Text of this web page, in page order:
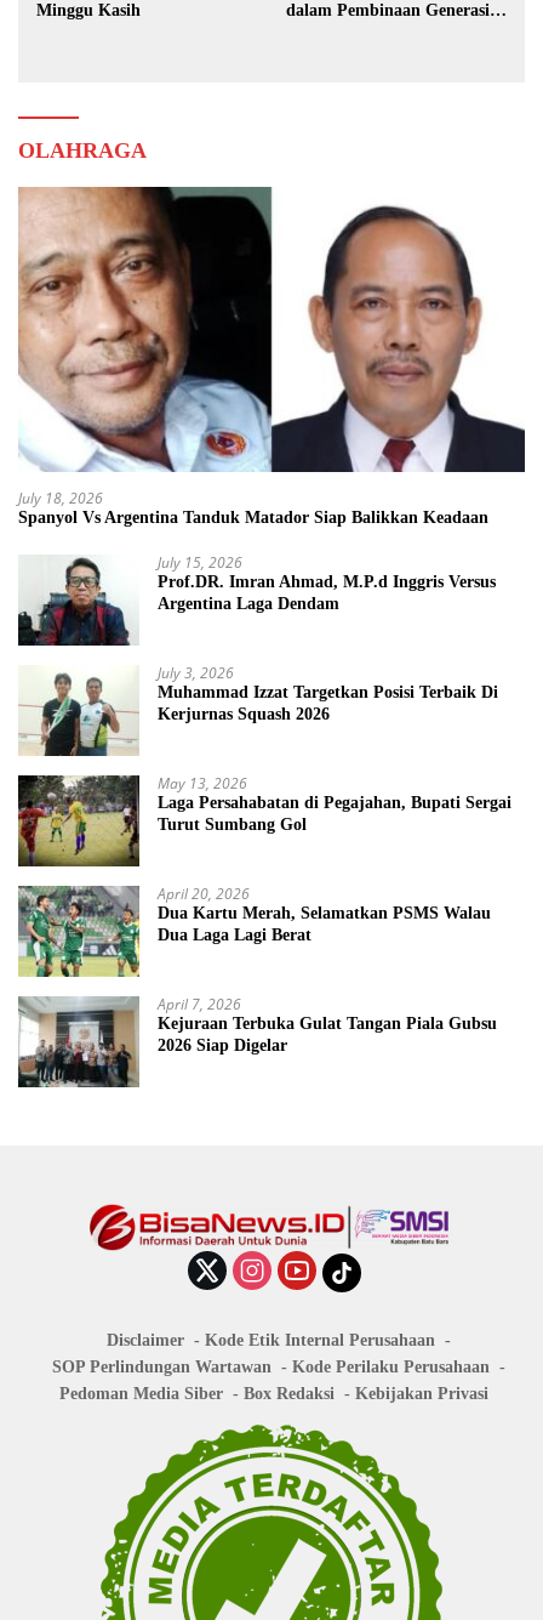
Minggu Kasih
dalam Pembinaan Generasi
OLAHRAGA
July 18, 2026
Spanyol Vs Argentina Tanduk Matador Siap Balikkan Keadaan
July 15, 2026
Prof.DR. Imran Ahmad, M.P.d Inggris Versus
Argentina Laga Dendam
July 3, 2026
Muhammad Izzat Targetkan Posisi Terbaik Di
Kerjurnas Squash 2026
May 13, 2026
Laga Persahabatan di Pegajahan, Bupati Sergai
Turut Sumbang Gol
April 20, 2026
Dua Kartu Merah, Selamatkan PSMS Walau
Dua Laga Lagi Berat
April 7, 2026
Kejuraan Terbuka Gulat Tangan Piala Gubsu
2026 Siap Digelar
Disclaimer
Kode Etik Internal Perusahaan
SOP Perlindungan Wartawan
Kode Perilaku Perusahaan
Pedoman Media Siber
Box Redaksi Kebijakan Privasi